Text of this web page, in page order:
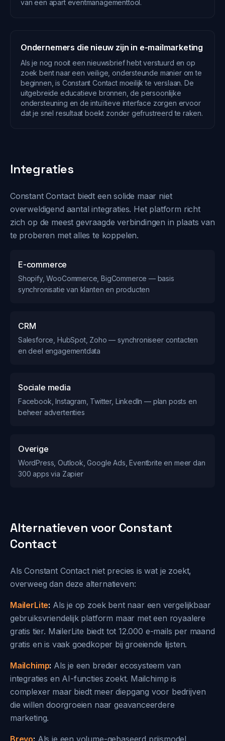
van een apart eventmanagementtool.
Ondernemers die nieuw zijn in e-mailmarketing
Als je nog nooit een nieuwsbrief hebt verstuurd en op
zoek bent naar een veilige, ondersteunde manier om te
beginnen, is Constant Contact moeilijk te verslaan. De
uitgebreide educatieve bronnen, de persoonlijke
ondersteuning en de intuïtieve interface zorgen ervoor
dat je snel resultaat boekt zonder gefrustreerd te raken.
Integraties
Constant Contact biedt een solide maar niet
overweldigend aantal integraties. Het platform richt
zich op de meest gevraagde verbindingen in plaats van
te proberen met alles te koppelen.
E-commerce
Shopify, WooCommerce, BigCommerce — basis
synchronisatie van klanten en producten
CRM
Salesforce, HubSpot, Zoho — synchroniseer contacten
en deel engagementdata
Sociale media
Facebook, Instagram, Twitter, LinkedIn — plan posts en
beheer advertenties
Overige
WordPress, Outlook, Google Ads, Eventbrite en meer dan
300 apps via Zapier
Alternatieven voor Constant
Contact
Als Constant Contact niet precies is wat je zoekt,
overweeg dan deze alternatieven:
MailerLite: Als je op zoek bent naar een vergelijkbaar
gebruiksvriendelijk platform maar met een royaalere
gratis tier. MailerLite biedt tot 12.000 e-mails per maand
gratis en is vaak goedkoper bij groeiende lijsten.
Mailchimp: Als je een breder ecosysteem van
integraties en AI-functies zoekt. Mailchimp is
complexer maar biedt meer diepgang voor bedrijven
die willen doorgroeien naar geavanceerdere
marketing.
Brevo: Als je een volume-gebaseerd prijsmodel